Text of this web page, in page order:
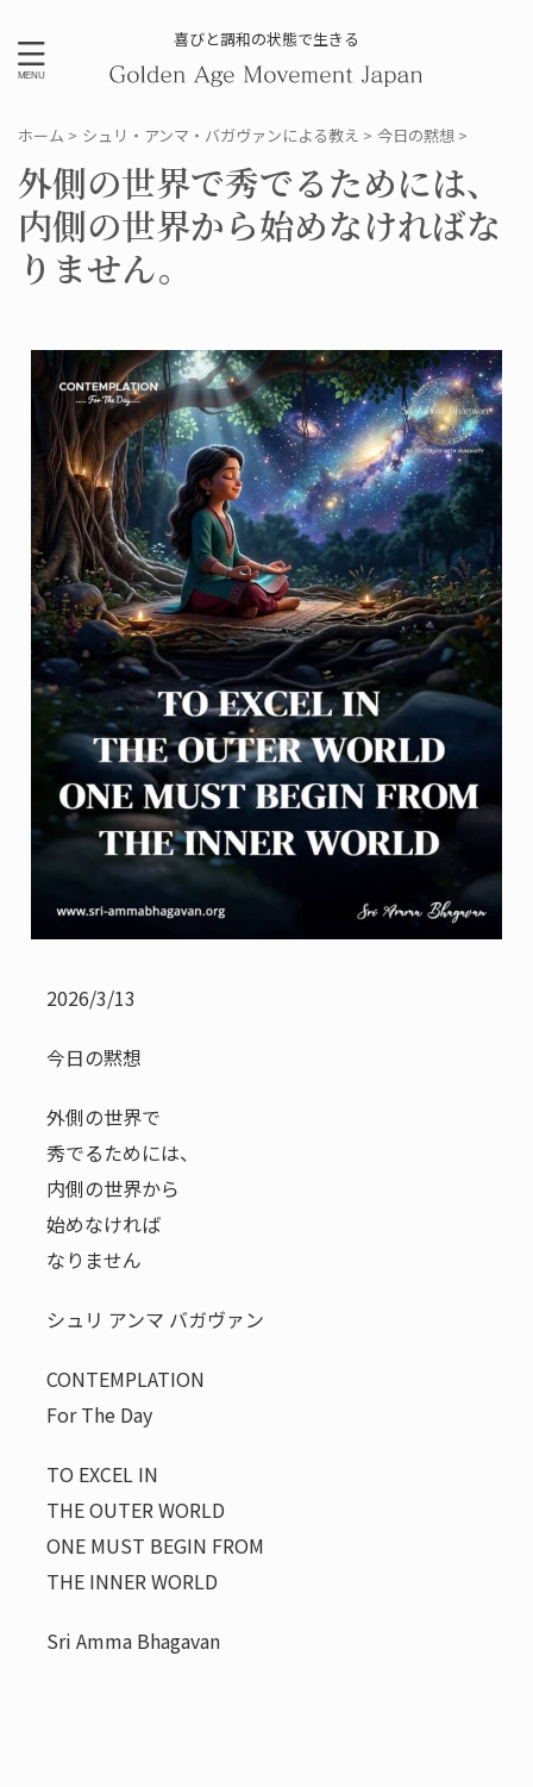
喜びと調和の状態で生きる
ホーム > シュリ・アンマ・バガヴァンによる教え > 今日の黙想 >
外側の世界で秀でるためには、
内側の世界から始めなければな
りません。
2026/3/13
今日の黙想
外側の世界で
秀でるためには、
内側の世界から
始めなければ
なりません
シュリ アンマ バガヴァン
CONTEMPLATION
For The Day
TO EXCEL IN
THE OUTER WORLD
ONE MUST BEGIN FROM
THE INNER WORLD
Sri Amma Bhagavan